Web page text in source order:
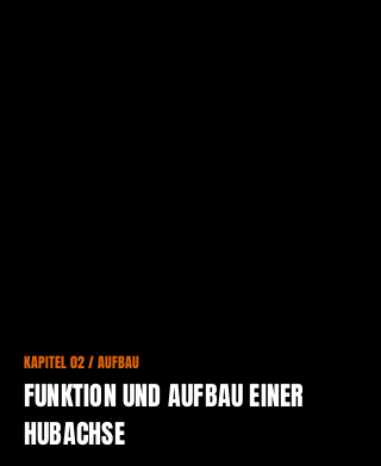
KAPITEL 02 / AUFBAU
FUNKTION UND AUFBAU EINER
HUBACHSE